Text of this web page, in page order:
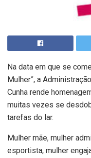
Na data em que se
Mulher”, a
Cunha rende
muitas vezes se
tarefas do lar.
Mulher mãe, mulher
esportista, mulher